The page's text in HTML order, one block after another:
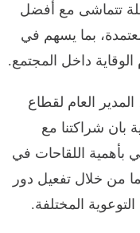
تتماشى مع أفضل
بما يسهم في
داخل المجتمع.
العام لقطاع
بان شراكتنا مع
بأهمية اللقاحات في
من خلال تفعيل دور
المختلفة.